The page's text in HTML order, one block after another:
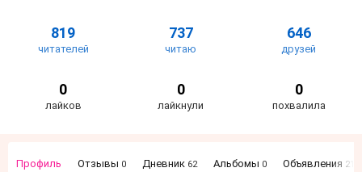
819
читателей
737
читаю
646
друзей
0
лайков
0
лайкнули
0
похвалила
Профиль Отзывы 0 Дневник 62 Альбомы 0 Объявления 21